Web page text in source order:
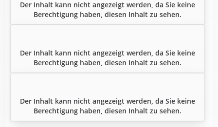
Der Inhalt kann nicht angezeigt werden, da Sie keine
Berechtigung haben, diesen Inhalt zu sehen.
Der Inhalt kann nicht angezeigt werden, da Sie keine
Berechtigung haben, diesen Inhalt zu sehen.
Der Inhalt kann nicht angezeigt werden, da Sie keine
Berechtigung haben, diesen Inhalt zu sehen.